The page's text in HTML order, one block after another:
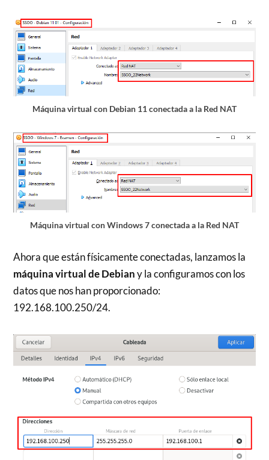
Máquina virtual con Debian 11 conectada a la Red NAT
Máquina virtual con Windows 7 conectada a la Red NAT
Ahora que están físicamente conectadas, lanzamos la
máquina virtual de Debiany la configuramos con los
datos que nos han proporcionado:
192.168.100.250/24.